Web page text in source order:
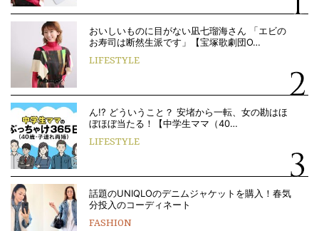
おいしいものに目がない凪七瑠海さん 「エビの
お寿司は断然生派です」【宝塚歌劇団O…
LIFESTYLE
ん!? どういうこと？ 安堵から一転、女の勘はほ
ぼほぼ当たる！【中学生ママ（40…
LIFESTYLE
話題のUNIQLOのデニムジャケットを購入！春気
分投入のコーディネート
FASHION